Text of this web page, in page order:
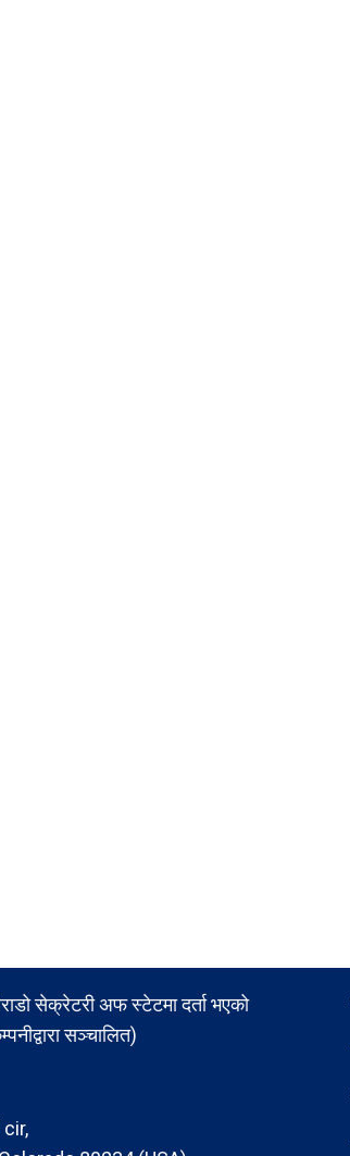
सेक्रेटरी अफ स्टेटमा दर्ता भएको
सञ्चालित)